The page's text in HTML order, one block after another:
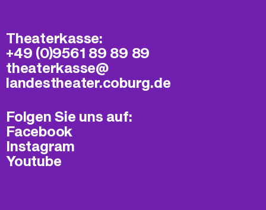
Theaterkasse:
+49 (0)9561 89 89 89
theaterkasse@​
landestheater.coburg.de
Folgen Sie uns auf:
Facebook
Instagram
Youtube